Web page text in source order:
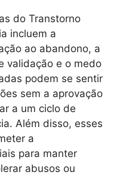
do Transtorno
incluem a
ao abandono, a
validação e o medo
podem se sentir
sem a aprovação
a um ciclo de
Além disso, esses
a
para manter
abusos ou